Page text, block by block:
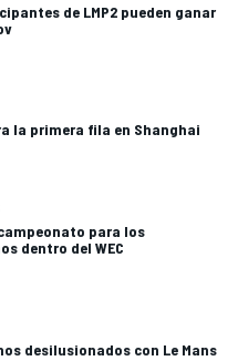
de LMP2 pueden ganar
la primera fila en Shanghai
para los
dentro del WEC
desilusionados con Le Mans